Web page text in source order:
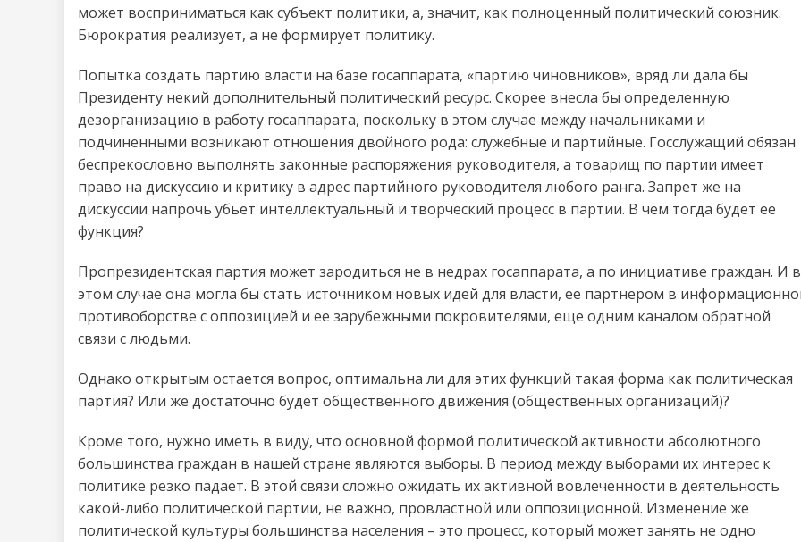
может восприниматься как субъект политики, а, значит, как полноценный политический союзник.
Бюрократия реализует, а не формирует политику.
Попытка создать партию власти на базе госаппарата, «партию чиновников», вряд ли дала бы
Президенту некий дополнительный политический ресурс. Скорее внесла бы определенную
дезорганизацию в работу госаппарата, поскольку в этом случае между начальниками и
подчиненными возникают отношения двойного рода: служебные и партийные. Госслужащий обязан
беспрекословно выполнять законные распоряжения руководителя, а товарищ по партии имеет
право на дискуссию и критику в адрес партийного руководителя любого ранга. Запрет же на
дискуссии напрочь убьет интеллектуальный и творческий процесс в партии. В чем тогда будет ее
функция?
Пропрезидентская партия может зародиться не в недрах госаппарата, а по инициативе граждан. И в
этом случае она могла бы стать источником новых идей для власти, ее партнером в
противоборстве с оппозицией и ее зарубежными покровителями, еще одним каналом обратной
связи с людьми.
Однако открытым остается вопрос, оптимальна ли для этих функций такая форма как политическая
партия? Или же достаточно будет общественного движения (общественных организаций)?
Кроме того, нужно иметь в виду, что основной формой политической активности абсолютного
большинства граждан в нашей стране являются выборы. В период между выборами их интерес к
политике резко падает. В этой связи сложно ожидать их активной вовлеченности в деятельность
какой-либо политической партии, не важно, провластной или оппозиционной. Изменение же
политической культуры большинства населения – это процесс, который может занять не одно